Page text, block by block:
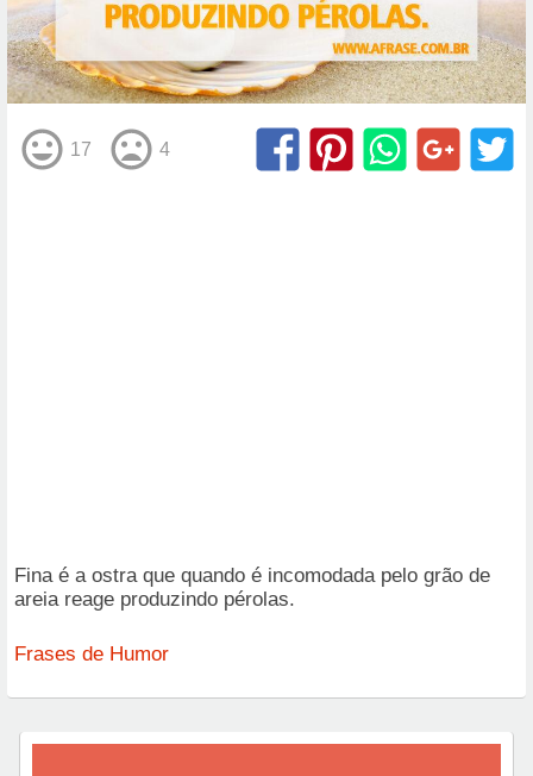
17 4
Fina é a ostra que quando é incomodada pelo grão de
areia reage produzindo pérolas.
Frases de Humor